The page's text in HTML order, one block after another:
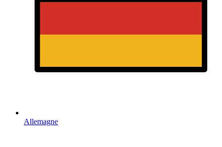
Allemagne